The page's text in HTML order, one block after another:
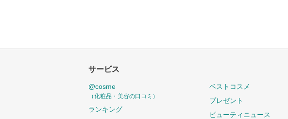
サービス
@cosme
（化粧品・美容の口コミ）
ランキング
ベストコスメ
プレゼント
ビューティニュース